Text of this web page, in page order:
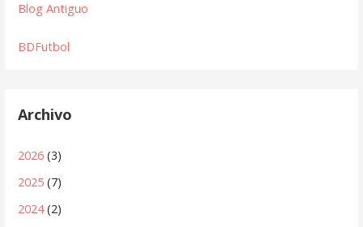
Blog Antiguo
BDFutbol
Archivo
2026 (3)
2025 (7)
2024(2)